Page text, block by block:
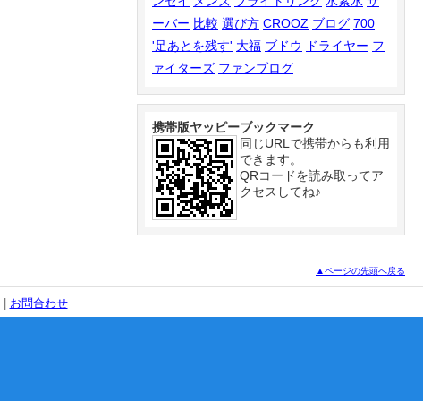
ーバー 比較 選び方 CROOZ ブログ 700
'足あとを残す' 大福 ブドウ ドライヤー フ
ァイターズ ファンブログ
携帯版ヤッピーブックマーク
同じURLで携帯からも利用
できます。
QRコードを読み取ってア
クセスしてね♪
▲ページの先頭へ戻る
お問合わせ